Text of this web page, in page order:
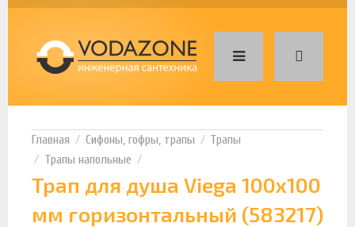
Сифоны, гофры, трапы
Трапы
Трапы напольные
Трап для душа Viega 100х100
мм горизонтальный (583217)